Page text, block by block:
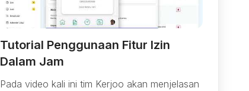
Tutorial Penggunaan Fitur Izin
Dalam Jam
Pada video kali ini tim Kerjoo akan menjelasan